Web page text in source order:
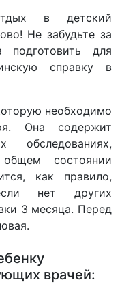
в детский
Не забудьте за
для
справку в
необходимо
Она содержит
состоянии
как правило,
нет других
3 месяца. Перед
врачей: